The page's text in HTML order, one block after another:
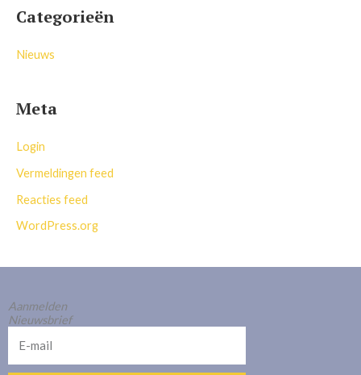
Categorieën
Nieuws
Meta
Login
Vermeldingen feed
Reacties feed
WordPress.org
Aanmelden
Nieuwsbrief
mail